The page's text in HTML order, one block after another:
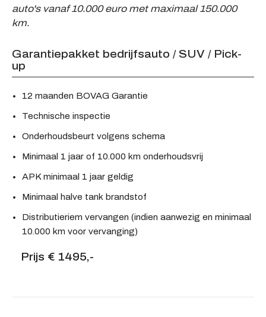
auto's vanaf 10.000 euro met maximaal 150.000
km.
Garantiepakket bedrijfsauto / SUV / Pick-
up
12 maanden BOVAG Garantie
Technische inspectie
Onderhoudsbeurt volgens schema
Minimaal 1 jaar of 10.000 km onderhoudsvrij
APK minimaal 1 jaar geldig
Minimaal halve tank brandstof
Distributieriem vervangen (indien aanwezig en minimaal
10.000 km voor vervanging)
Prijs € 1495,-